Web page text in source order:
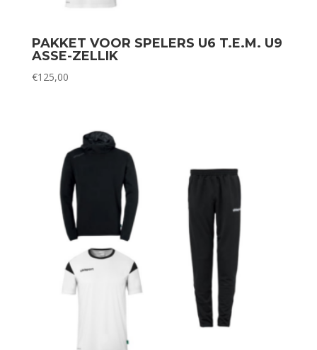
PAKKET VOOR SPELERS U6 T.E.M. U9
ASSE-ZELLIK
€125,00